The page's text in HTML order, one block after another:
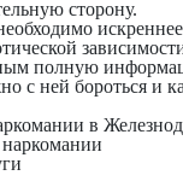
сторону.
полную
с ней бороться и
в